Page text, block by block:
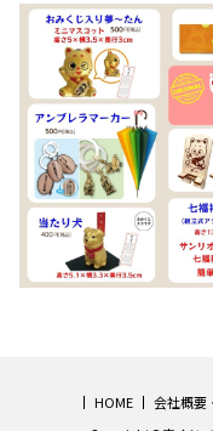
HOME 会社概要